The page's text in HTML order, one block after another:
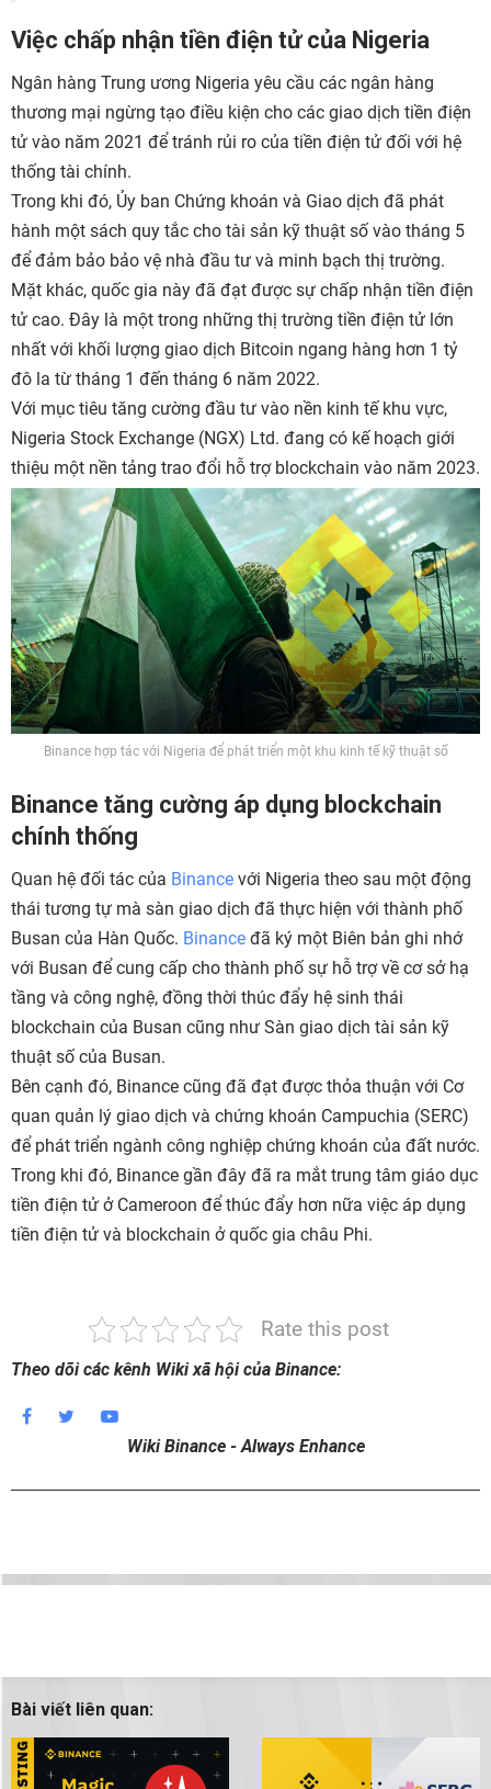
Việc chấp nhận tiền điện tử của Nigeria
Ngân hàng Trung ương Nigeria yêu cầu các ngân hàng
thương mại ngừng tạo điều kiện cho các giao dịch tiền điện
tử vào năm 2021 để tránh rủi ro của tiền điện tử đối với hệ
thống tài chính.
Trong khi đó, Ủy ban Chứng khoán và Giao dịch đã phát
hành một sách quy tắc cho tài sản kỹ thuật số vào tháng 5
để đảm bảo bảo vệ nhà đầu tư và minh bạch thị trường.
Mặt khác, quốc gia này đã đạt được sự chấp nhận tiền điện
tử cao. Đây là một trong những thị trường tiền điện tử lớn
nhất với khối lượng giao dịch Bitcoin ngang hàng hơn 1 tỷ
đô la từ tháng 1 đến tháng 6 năm 2022.
Với mục tiêu tăng cường đầu tư vào nền kinh tế khu vực,
Nigeria Stock Exchange (NGX) Ltd. đang có kế hoạch giới
thiệu một nền tảng trao đổi hỗ trợ blockchain vào năm 2023.
Binance hợp tác với Nigeria để phát triển một khu kinh tế kỹ thuật số
Binance tăng cường áp dụng blockchain
chính thống
Quan hệ đối tác của Binance với Nigeria theo sau một động
thái tương tự mà sàn giao dịch đã thực hiện với thành phố
Busan của Hàn Quốc. Binance đã ký một Biên bản ghi nhớ
với Busan để cung cấp cho thành phố sự hỗ trợ về cơ sở hạ
tầng và công nghệ, đồng thời thúc đẩy hệ sinh thái
blockchain của Busan cũng như Sàn giao dịch tài sản kỹ
thuật số của Busan.
Bên cạnh đó, Binance cũng đã đạt được thỏa thuận với Cơ
quan quản lý giao dịch và chứng khoán Campuchia (SERC)
để phát triển ngành công nghiệp chứng khoán của đất nước.
Trong khi đó, Binance gần đây đã ra mắt trung tâm giáo dục
tiền điện tử ở Cameroon để thúc đẩy hơn nữa việc áp dụng
tiền điện tử và blockchain ở quốc gia châu Phi.
Rate this post
Theo dõi các kênh Wiki xã hội của Binance:
Wiki Binance - Always Enhance
Bài viết liên quan: